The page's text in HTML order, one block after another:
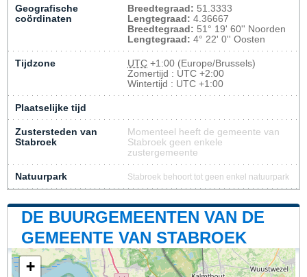
Geografische
coördinaten
Breedtegraad: 51.3333
Lengtegraad: 4.36667
Breedtegraad: 51° 19' 60'' Noorden
Lengtegraad: 4° 22' 0'' Oosten
Tijdzone UTC +1:00 (Europe/Brussels)
Zomertijd : UTC +2:00
Wintertijd : UTC +1:00
Plaatselijke tijd
Zustersteden van
Stabroek
Momenteel heeft de gemeente van
Stabroek geen enkele
zustergemeente
Natuurpark Stabroek behoort tot geen enkel natuurpark
DE BUURGEMEENTEN VAN DE
GEMEENTE VAN STABROEK
+